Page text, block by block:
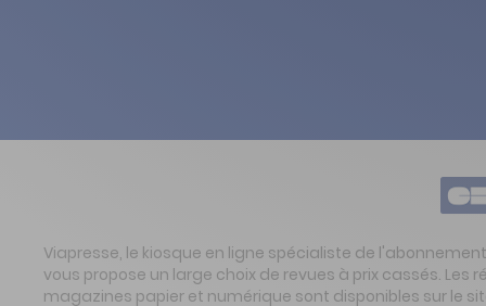
Viapresse, le kiosque en ligne spécialiste de
vous propose un large choix de revues à prix cassés.
magazines papier et numérique sont disponibles sur le